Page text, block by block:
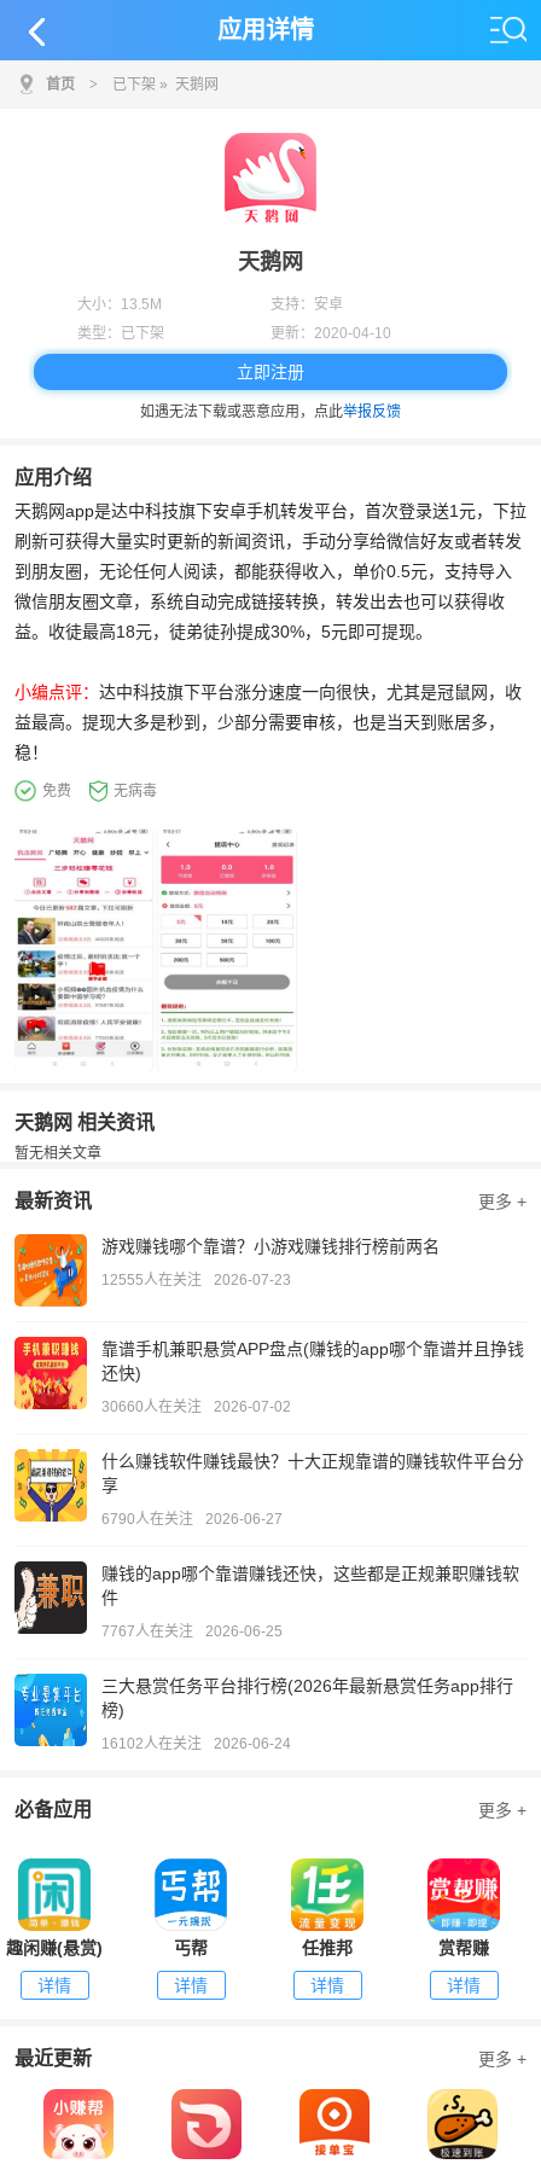
应用详情
首页 > 已下架 » 天鹅网
天鹅网
大小： 13.5M 支持： 安卓
类型：
已下架 更新： 2020-04-10
立即注册
如遇无法下载或恶意应用，点此举报反馈
应用介绍
天鹅网app是达中科技旗下安卓手机转发平台，首次登录送1元，下拉
刷新可获得大量实时更新的新闻资讯，手动分享给微信好友或者转发
到朋友圈，无论任何人阅读，都能获得收入，单价0.5元，支持导入
微信朋友圈文章，系统自动完成链接转换，转发出去也可以获得收
益。收徒最高18元，徒弟徒孙提成30%，5元即可提现。
小编点评： 达中科技旗下平台涨分速度一向很快，尤其是冠鼠网，收
益最高。提现大多是秒到，少部分需要审核，也是当天到账居多，
稳！
免费 无病毒
天鹅网 相关资讯
暂无相关文章
最新资讯 更多 +
游戏赚钱哪个靠谱？小游戏赚钱排行榜前两名
12555人在关注 2026-07-23
靠谱手机兼职悬赏APP盘点(赚钱的app哪个靠谱并且挣钱
还快)
30660人在关注 2026-07-02
什么赚钱软件赚钱最快？十大正规靠谱的赚钱软件平台分
享
6790人在关注 2026-06-27
赚钱的app哪个靠谱赚钱还快，这些都是正规兼职赚钱软
件
7767人在关注 2026-06-25
三大悬赏任务平台排行榜(2026年最新悬赏任务app排行
榜)
16102人在关注 2026-06-24
必备应用 更多 +
趣闲赚(悬赏)
详情
丐帮
详情
任推邦
详情
赏帮赚
详情
最近更新 更多 +